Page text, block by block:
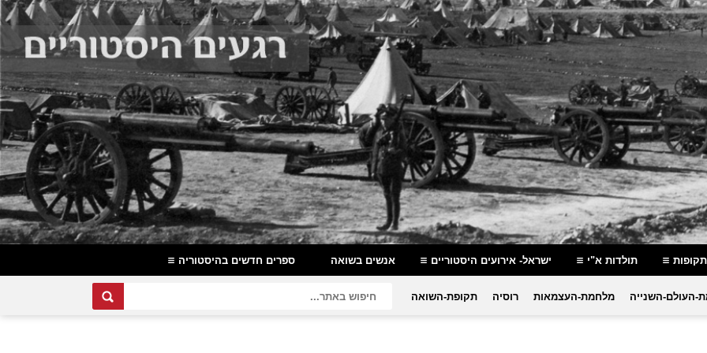
תקופות תולדות א"י ישראל- אירועים היסטוריים אנשים בשואה ספרים חדשים בהיסטוריה
העולם-השנייה מלחמת-העצמאות רוסיה תקופת-השואה